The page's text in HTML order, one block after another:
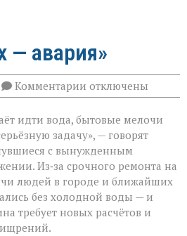
— авария»
Комментарии к
записи
воды
ни
туда
ни
сюда:
в
Зверево
и
окрестностях —
отключены
идти вода, бытовые мелочи
задачу», — говорят
с вынужденным
Из‑за срочного ремонта на
людей в городе и ближайших
без холодной воды — и
требует новых расчётов и